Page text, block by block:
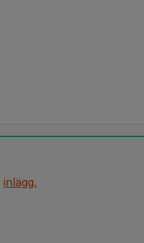
inlägg.